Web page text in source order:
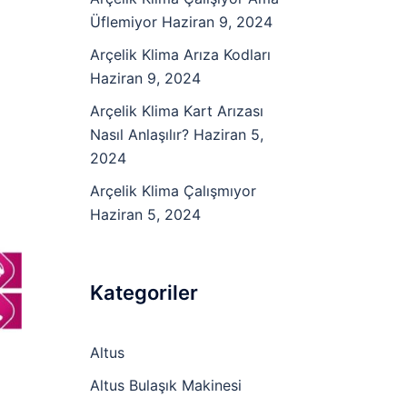
Üflemiyor Haziran 9, 2024
Arçelik Klima Arıza Kodları
Haziran 9, 2024
Arçelik Klima Kart Arızası
Nasıl Anlaşılır? Haziran 5,
2024
Arçelik Klima Çalışmıyor
Haziran 5, 2024
Kategoriler
Altus
Altus Bulaşık Makinesi